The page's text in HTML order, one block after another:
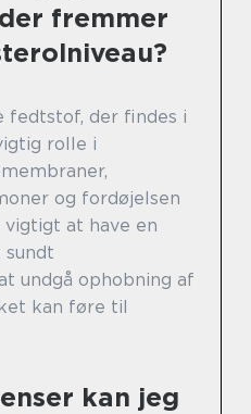
fremmer
fedtstof, der findes i
rolle i
og fordøjelsen
at have en
undgå ophobning af
kan føre til
kan jeg